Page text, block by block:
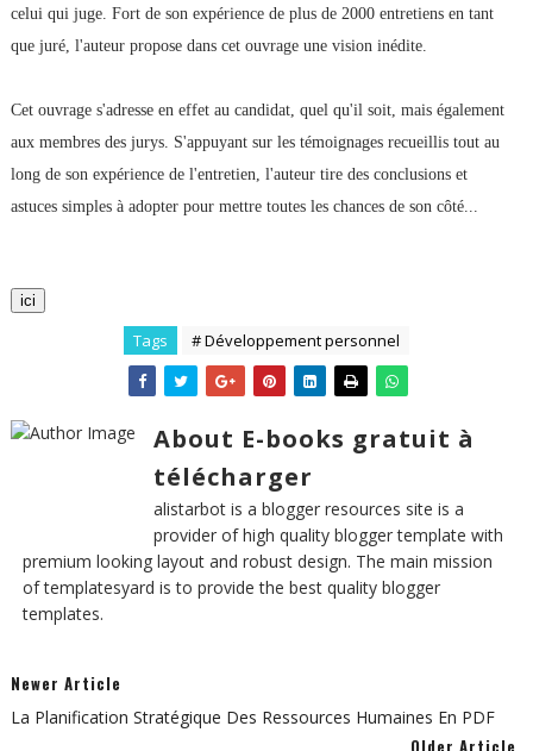
celui qui juge. Fort de son expérience de plus de 2000 entretiens en tant
que juré, l'auteur propose dans cet ouvrage une vision inédite.
Cet ouvrage s'adresse en effet au candidat, quel qu'il soit, mais également
aux membres des jurys. S'appuyant sur les témoignages recueillis tout au
long de son expérience de l'entretien, l'auteur tire des conclusions et
astuces simples à adopter pour mettre toutes les chances de son côté...
ici
Tags # Développement personnel
About E-books gratuit à
télécharger
alistarbot is a blogger resources site is a
provider of high quality blogger template with
premium looking layout and robust design. The main mission
of templatesyard is to provide the best quality blogger
templates.
Newer Article
La Planification Stratégique Des Ressources Humaines En PDF
Older Article